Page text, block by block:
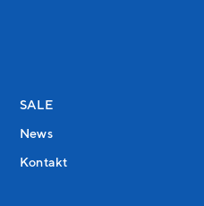
SALE
News
Kontakt